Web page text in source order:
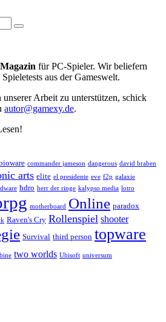
für PC-Spieler. Wir beliefern
aus der Gameswelt.
Arbeit zu unterstützen, schick
autor@gamexy.de.
commander jameson dangerous david braben
arts elite el presidente eve f2p galaxie
hdro herr der ringe kalypso media lotro
motherboard Online paradox
Raven's Cry Rollenspiel shooter
Survival third person topware
two worlds Ubisoft universum